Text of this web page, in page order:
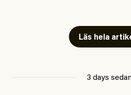
journalistik som vänder sig till
jaga inbördes beundran. Det
Läs hela
3 days